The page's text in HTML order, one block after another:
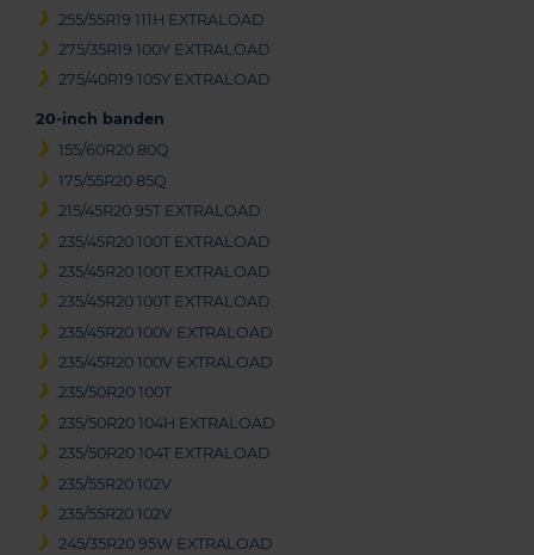
255/55R19 111H EXTRALOAD
275/35R19 100Y EXTRALOAD
275/40R19 105Y EXTRALOAD
20-inch banden
155/60R20 80Q
175/55R20 85Q
215/45R20 95T EXTRALOAD
235/45R20 100T EXTRALOAD
235/45R20 100T EXTRALOAD
235/45R20 100T EXTRALOAD
235/45R20 100V EXTRALOAD
235/45R20 100V EXTRALOAD
235/50R20 100T
235/50R20 104H EXTRALOAD
235/50R20 104T EXTRALOAD
235/55R20 102V
235/55R20 102V
245/35R20 95W EXTRALOAD